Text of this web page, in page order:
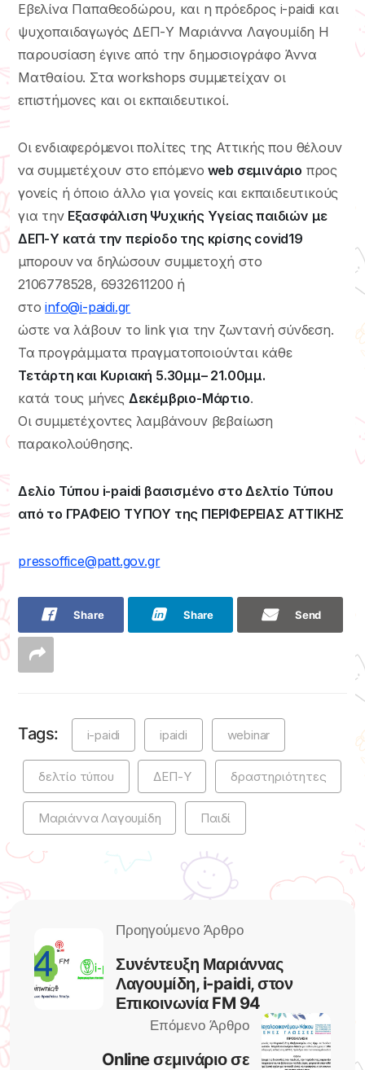
Εβελίνα Παπαθεοδώρου, και η πρόεδρος i-paidi και
ψυχοπαιδαγωγός ΔΕΠ-Υ Μαριάννα Λαγουμίδη Η
παρουσίαση έγινε από την δημοσιογράφο Άννα
Ματθαίου. Στα workshops συμμετείχαν οι
επιστήμονες και οι εκπαιδευτικοί.
Οι ενδιαφερόμενοι πολίτες της Αττικής που θέλουν
να συμμετέχουν στο επόμενο web σεμινάριο προς
γονείς ή όποιο άλλο για γονείς και εκπαιδευτικούς
για την Εξασφάλιση Ψυχικής Υγείας παιδιών με
ΔΕΠ-Υ κατά την περίοδο της κρίσης covid19
μπορουν να δηλώσουν συμμετοχή στο
2106778528, 6932611200 ή
στοinfo@i-paidi.gr
ώστε να λάβουν το link για την ζωντανή σύνδεση.
Τα προγράμματα πραγματοποιούνται κάθε
Τετάρτη και Κυριακή 5.30μμ– 21.00μμ.
κατά τους μήνες Δεκέμβριο-Μάρτιο.
Οι συμμετέχοντες λαμβάνουν βεβαίωση
παρακολούθησης.
Δελίο Τύπου i-paidi βασισμένο στο Δελτίο Τύπου
από το ΓΡΑΦΕΙΟ ΤΥΠΟΥ της ΠΕΡΙΦΕΡΕΙΑΣ ΑΤΤΙΚΗΣ
pressoffice@patt.gov.gr
Share Share Send
Tags: i-paidi ipaidi webinar
δελτίο τύπου ΔΕΠ-Υ δραστηριότητες
Μαριάννα Λαγουμίδη Παιδί
Συνέντευξη Μαριάννας
Λαγουμίδη, i-paidi, στον
Επικοινωνία FM 94
Online σεμινάριο σε